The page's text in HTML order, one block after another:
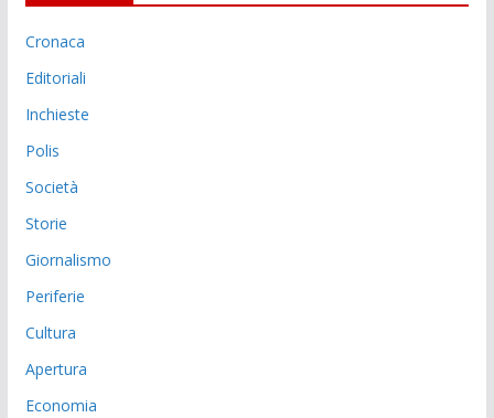
Cronaca
Editoriali
Inchieste
Polis
Società
Storie
Giornalismo
Periferie
Cultura
Apertura
Economia